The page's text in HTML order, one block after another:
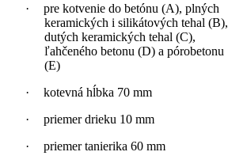
·
pre kotvenie do betónu (A), plných
keramických i silikátových tehal (B),
dutých keramických tehal (C),
ľahčeného betonu (D) a pórobetonu
(E)
·
kotevná hĺbka 70 mm
·
priemer drieku 10 mm
·
priemer tanierika 60 mm